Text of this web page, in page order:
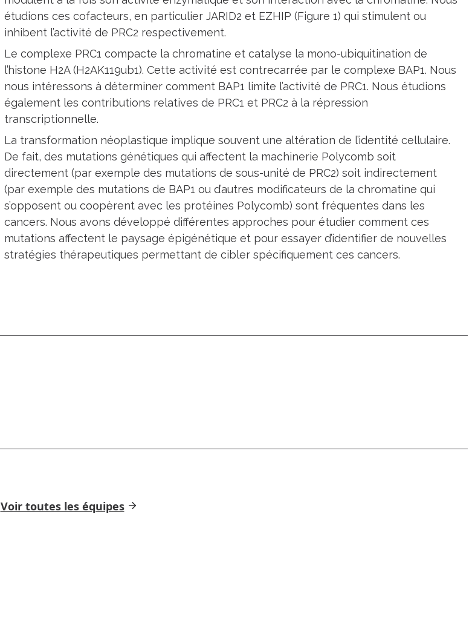
étudions ces cofacteurs, en particulier JARID2 et EZHIP (Figure 1) qui stimulent ou
inhibent l’activité de PRC2 respectivement.
Le complexe PRC1 compacte la chromatine et catalyse la mono-ubiquitination de
l’histone H2A (H2AK119ub1). Cette activité est contrecarrée par le complexe BAP1. Nous
nous intéressons à déterminer comment BAP1 limite l’activité de PRC1. Nous étudions
également les contributions relatives de PRC1 et PRC2 à la répression
transcriptionnelle.
La transformation néoplastique implique souvent une altération de l’identité cellulaire.
De fait, des mutations génétiques qui affectent la machinerie Polycomb soit
directement (par exemple des mutations de sous-unité de PRC2) soit indirectement
(par exemple des mutations de BAP1 ou d’autres modificateurs de la chromatine qui
s’opposent ou coopèrent avec les protéines Polycomb) sont fréquentes dans les
cancers. Nous avons développé différentes approches pour étudier comment ces
mutations affectent le paysage épigénétique et pour essayer d’identifier de nouvelles
stratégies thérapeutiques permettant de cibler spécifiquement ces cancers.
Voir toutes les équipes